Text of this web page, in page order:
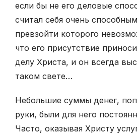
если бы не его деловые
считал себя очень
превзойти которого
что его присутствие
делу Христа, и он всегда
таком свете…
Небольшие суммы денег,
руки, были для него
Часто, оказывая Христу